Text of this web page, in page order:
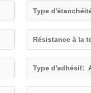
Type
Résistance à la
Type d'adhésif: